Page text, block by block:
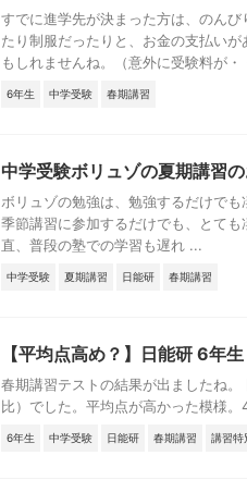
すでに進学先が決まった方は、のん
たり制服だったりと、お金の支払い
もしれませんね。（意外に受験料が・
6年生 中学受験 春期講習
中学受験ボリュゾの夏期講習
ボリュゾの勉強は、勉強するだけで
季節講習に参加するだけでも、とて
直、普段の塾での学習も遅れ ...
中学受験 夏期講習 日能研 春期講習
【平均点高め？】日能研 6年
春期講習テストの結果が出ましたね。
比）でした。平均点が高かった模様
6年生 中学受験 日能研 春期講習 講習特